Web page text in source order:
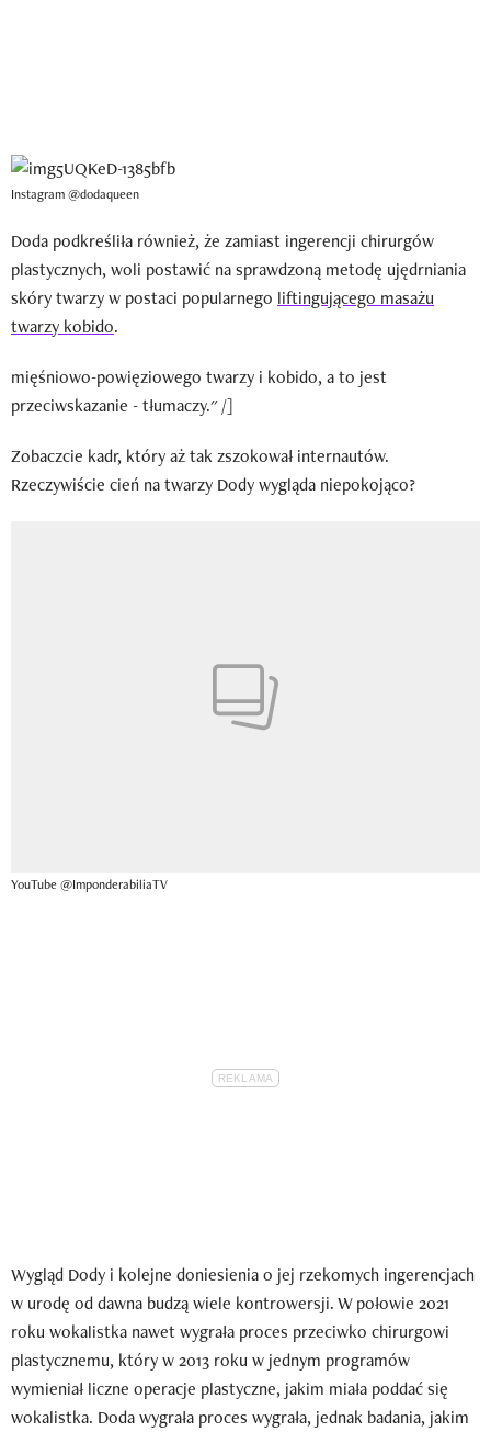
Instagram @dodaqueen
Doda podkreśliła również, że zamiast ingerencji chirurgów
plastycznych, woli postawić na sprawdzoną metodę ujędrniania
skóry twarzy w postaci popularnego liftingującego masażu
twarzy kobido.
mięśniowo-powięziowego twarzy i kobido, a to jest
przeciwskazanie - tłumaczy." /]
Zobaczcie kadr, który aż tak zszokował internautów.
Rzeczywiście cień na twarzy Dody wygląda niepokojąco?
YouTube @ImponderabiliaTV
Wygląd Dody i kolejne doniesienia o jej rzekomych ingerencjach
w urodę od dawna budzą wiele kontrowersji. W połowie 2021
roku wokalistka nawet wygrała proces przeciwko chirurgowi
plastycznemu, który w 2013 roku w jednym programów
wymieniał liczne operacje plastyczne, jakim miała poddać się
wokalistka. Doda wygrała proces wygrała, jednak badania, jakim